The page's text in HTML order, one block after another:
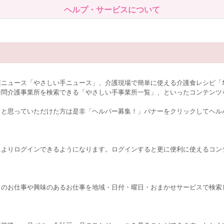
ヘルプ・サービスについて
ュース「やさしい手ニュース」、介護現場で簡単に使える介護食レシ
介護事業所を検索できる「やさしい手事業所一覧」、といったコンテン
思っていただけた方は是非「ヘルパー募集！」バナーをクリックしてヘ
りログインできるようになります。ログインすると更に便利に使えるコ
お仕事や興味のあるお仕事を地域・日付・曜日・おまかせサービスで検